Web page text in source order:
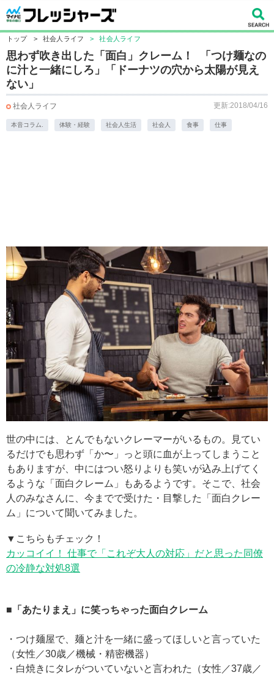
トップ > 社会人ライフ > 社会人ライフ
思わず吹き出した「面白」クレーム！ 「つけ麺なの
に汁と一緒にしろ」「ドーナツの穴から太陽が見え
ない」
社会人ライフ 更新:2018/04/16
本音コラム. 体験・経験 社会人生活 社会人 食事 仕事
世の中には、とんでもないクレーマーがいるもの。見てい
るだけでも思わず「か〜」っと頭に血が上ってしまうこと
もありますが、中にはつい怒りよりも笑いが込み上げてく
るような「面白クレーム」もあるようです。そこで、社会
人のみなさんに、今までで受けた・目撃した「面白クレー
ム」について聞いてみました。
▼こちらもチェック！
カッコイイ！ 仕事で「これぞ大人の対応」だと思った同僚
の冷静な対処8選
■「あたりまえ」に笑っちゃった面白クレーム
・つけ麺屋で、麺と汁を一緒に盛ってほしいと言っていた
（女性／30歳／機械・精密機器）
・白焼きにタレがついていないと言われた（女性／37歳／